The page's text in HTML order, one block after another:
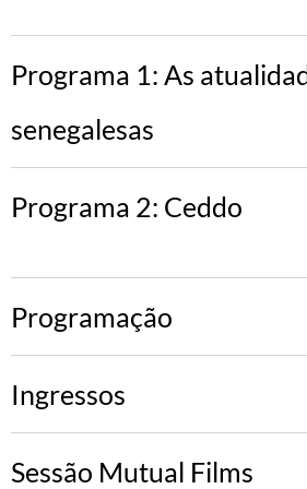
Programa 1: As
senegalesas
Programa 2: Ceddo
Programação
Ingressos
Sessão Mutual Films